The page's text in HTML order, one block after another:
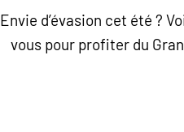
Envie d’évasion cet été ?
vous pour profiter du